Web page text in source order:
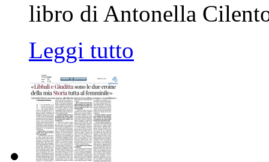
libro di Antonella
Leggi tutto